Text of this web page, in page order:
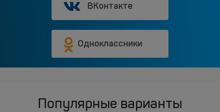
ВКонтакте
Одноклассники
Популярные варианты